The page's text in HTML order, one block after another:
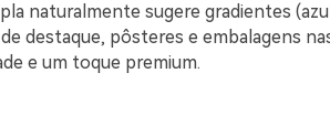
naturalmente sugere gradientes
destaque, pôsteres e embalagens
e um toque premium.